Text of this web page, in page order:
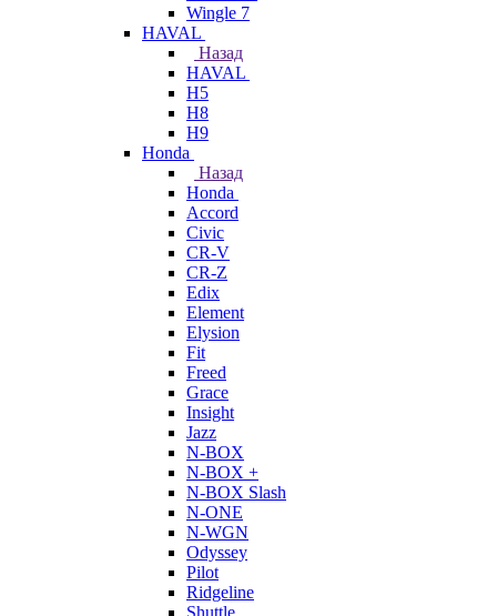
Wingle 7
HAVAL
Назад
HAVAL
H5
H8
H9
Honda
Назад
Honda
Accord
Civic
CR-V
CR-Z
Edix
Element
Elysion
Fit
Freed
Grace
Insight
Jazz
N-BOX
N-BOX +
N-BOX Slash
N-ONE
N-WGN
Odyssey
Pilot
Ridgeline
Shuttle